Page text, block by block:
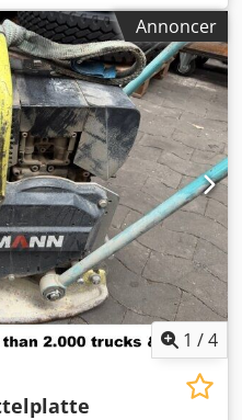
til professionelle
samt komprimering af
Enheden er fuldt
Visuel tilstand
Tekniske data: •
2920 • Produktionsår:
1B30-6 • Effekt: 5
start • Made in
af brosten •
• Komprimering af jord og
Tilstand: Dsdsy
maskine. HATZ-motor –
Annoncer
1 /4